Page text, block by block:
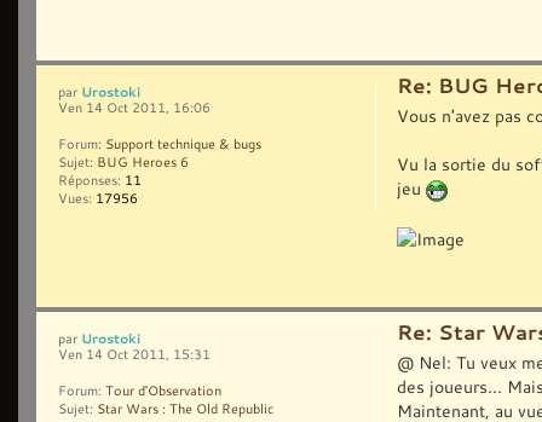
Re: BUG
Vous n'avez pas
Vu la sortie du
jeu
par Urostoki
Ven 14 Oct 2011, 16:06
Forum: Support technique & bugs
Sujet: BUG Heroes 6
Réponses: 11
Vues: 17956
Re: Star
@ Nel: Tu veux
des joueurs...
Maintenant, au
par Urostoki
Ven 14 Oct 2011, 15:31
Forum: Tour d'Observation
Sujet: Star Wars : The Old Republic